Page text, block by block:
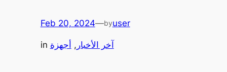
Feb 20, 2024—byuser
in آخر الأخبار , أجهزة